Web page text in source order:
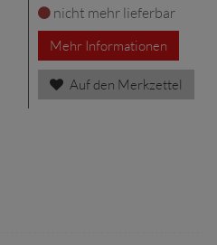
nicht mehr lieferbar
Mehr Informationen
Auf den Merkzettel